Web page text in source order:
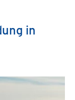
in